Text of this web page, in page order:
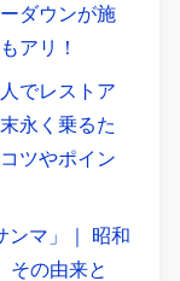
ダウンが施
アリ！
でレストア
永く乗るた
ツやポイン
ンマ」｜ 昭和
その由来と